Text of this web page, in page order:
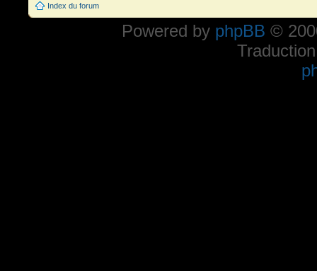
Index du forum
Powered by phpBB ©